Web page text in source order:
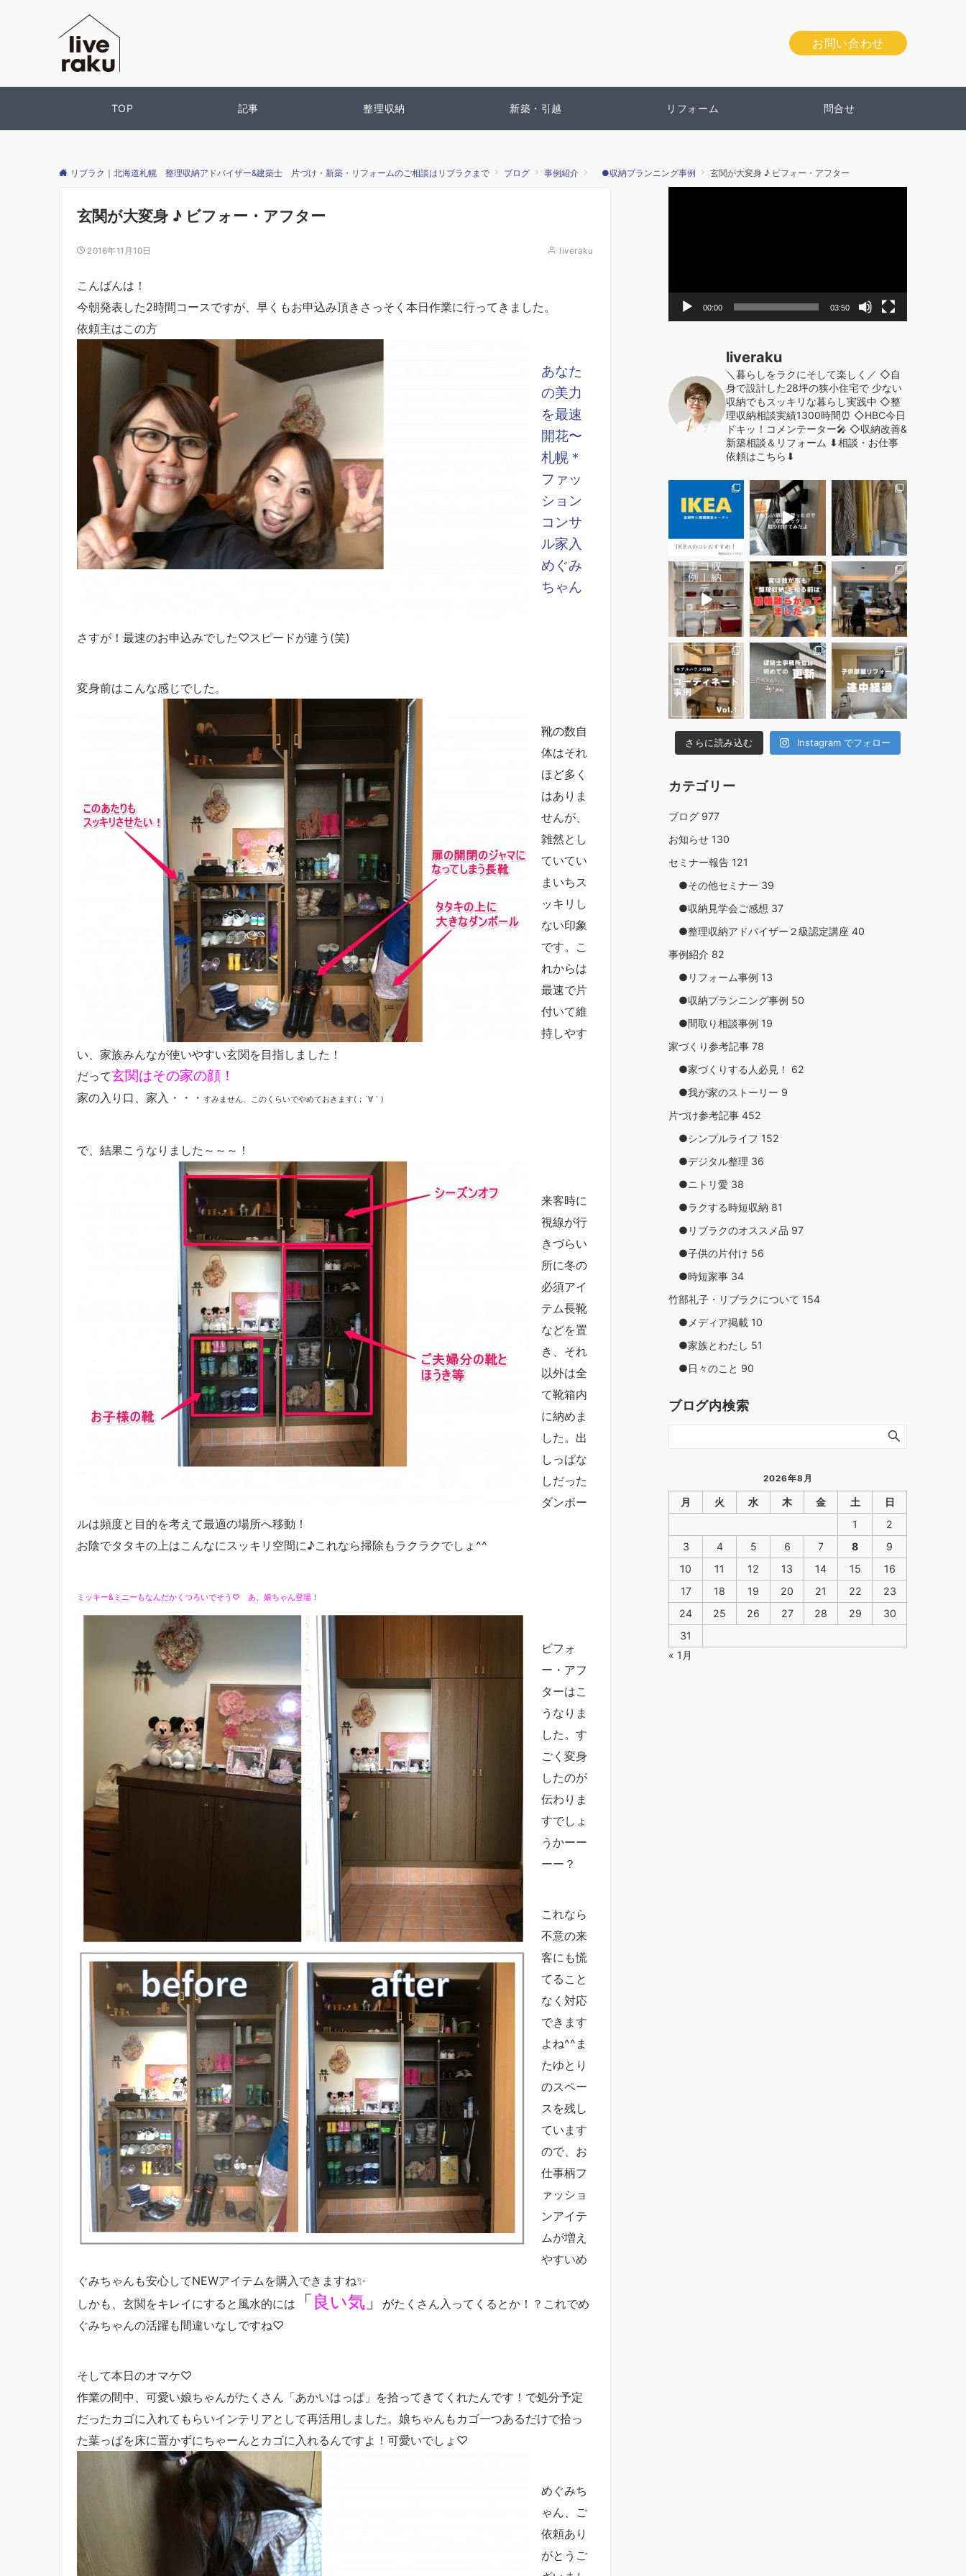
お問い合わせ
TOP 記事 整理収納 新築・引越 リフォーム 問合せ
リブラク｜北海道札幌 整理収納アドバイザー&建築士 片づけ・新築・リフォームのご相談はリブラクまで ブログ 事例紹介 ●収納プランニング事例 玄関が大変身 ♪ ビフォー・アフター
玄関が大変身 ♪ ビフォー・アフター
2016年11月10日 liveraku
こんばんは！
今朝発表した2時間コースですが、早くもお申込み頂きさっそく本日作業に行ってきました。
依頼主はこの方
あなた
の美力
を最速
開花〜
札幌＊
ファッ
ション
コンサ
ル家入
めぐみ
ちゃん
さすが！最速のお申込みでした♡スピードが違う(笑)
変身前はこんな感じでした。
靴の数自
体はそれ
ほど多く
はありま
せんが、
雑然とし
ていてい
まいちス
ッキリし
ない印象
です。こ
れからは
最速で片
付いて維
持しやす
い、家族みんなが使いやすい玄関を目指しました！
だって玄関はその家の顔！
家の入り口、家入・・・ すみません、このくらいでやめておきます(；´∀｀)
で、結果こうなりました～～～！
来客時に
視線が行
きづらい
所に冬の
必須アイ
テム長靴
などを置
き、それ
以外は全
て靴箱内
に納めま
した。出
しっぱな
しだった
ダンボー
ルは頻度と目的を考えて最適の場所へ移動！
お陰でタタキの上はこんなにスッキリ空間に♪これなら掃除もラクラクでしょ^^
ミッキー&ミニーもなんだかくつろいでそう♡ あ、娘ちゃん登場！
ビフォ
ー・アフ
ターはこ
うなりま
した。す
ごく変身
したのが
伝わりま
すでしょ
うかーー
ーー？
これなら
不意の来
客にも慌
てること
なく対応
できます
よね^^ま
たゆとり
のスペー
スを残し
ています
ので、お
仕事柄フ
ァッショ
ンアイテ
ムが増え
やすいめ
ぐみちゃんも安心してNEWアイテムを購入できますね✨
しかも、玄関をキレイにすると風水的には
「 良い気 」 がたくさん入ってくるとか！？これでめ
ぐみちゃんの活躍も間違いなしですね♡
そして本日のオマケ♡
作業の間中、可愛い娘ちゃんがたくさん「あかいはっぱ」を拾ってきてくれたんです！で処分予定
だったカゴに入れてもらいインテリアとして再活用しました。娘ちゃんもカゴ一つあるだけで拾っ
た葉っぱを床に置かずにちゃーんとカゴに入れるんですよ！可愛いでしょ♡
めぐみち
ゃん、ご
依頼あり
がとうご
00:00 03:50
liveraku
＼暮らしをラクにそして楽しく／ ◇自
身で設計した28坪の狭小住宅で 少ない
収納でもスッキリな暮らし実践中 ◇整
理収納相談実績1300時間⏰ ◇HBC今日
ドキッ！コメンテーター🎤 ◇収納改善&
新築相談＆リフォーム ⬇︎相談・お仕事
依頼はこちら⬇︎
さらに読み込む Instagram でフォロー
カテゴリー
ブログ 977
お知らせ 130
セミナー報告 121
●その他セミナー 39
●収納見学会ご感想 37
●整理収納アドバイザー２級認定講座 40
事例紹介 82
●リフォーム事例 13
●収納プランニング事例 50
●間取り相談事例 19
家づくり参考記事 78
●家づくりする人必見！ 62
●我が家のストーリー 9
片づけ参考記事 452
●シンプルライフ 152
●デジタル整理 36
●ニトリ愛 38
●ラクする時短収納 81
●リブラクのオススメ品 97
●子供の片付け 56
●時短家事 34
竹部礼子・リブラクについて 154
●メディア掲載 10
●家族とわたし 51
●日々のこと 90
ブログ内検索
2026年8月
月 火 水 木 金 土
日
1
2
3
4 5 6 7 8
9
10
11 12 13 14 15
16
17
18 19 20 21 22
23
24
25 26 27 28 29
30
31
« 1月